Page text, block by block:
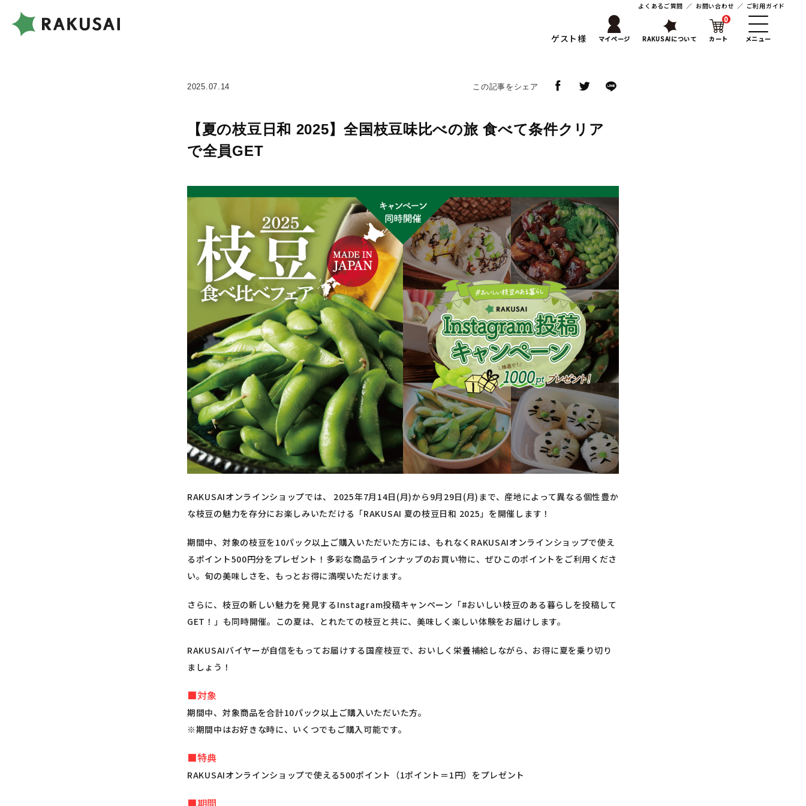
よくあるご質問 ／ お問い合わせ ／ ご利用ガイド
ゲスト様 マイページ RAKUSAIについて カート
0
メニュー
2025.07.14 この記事をシェア
【夏の枝豆日和 2025】全国枝豆味比べの旅 食べて条件クリア
で全員GET
RAKUSAIオンラインショップでは、 2025年7月14日(月)から9月29日(月)まで、産地によって異なる個性豊か
な枝豆の魅力を存分にお楽しみいただける「RAKUSAI 夏の枝豆日和 2025」を開催します！
期間中、対象の枝豆を10パック以上ご購入いただいた方には、もれなくRAKUSAIオンラインショップで使え
るポイント500円分をプレゼント！多彩な商品ラインナップのお買い物に、ぜひこのポイントをご利用くださ
い。旬の美味しさを、もっとお得に満喫いただけます。
さらに、枝豆の新しい魅力を発見するInstagram投稿キャンペーン「#おいしい枝豆のある暮らしを投稿して
GET！」も同時開催。この夏は、とれたての枝豆と共に、美味しく楽しい体験をお届けします。
RAKUSAIバイヤーが自信をもってお届けする国産枝豆で、おいしく栄養補給しながら、お得に夏を乗り切り
ましょう！
■対象
期間中、対象商品を合計10パック以上ご購入いただいた方。
※期間中はお好きな時に、いくつでもご購入可能です。
■特典
RAKUSAIオンラインショップで使える500ポイント（1ポイント＝1円）をプレゼント